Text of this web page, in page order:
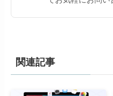
関連記事